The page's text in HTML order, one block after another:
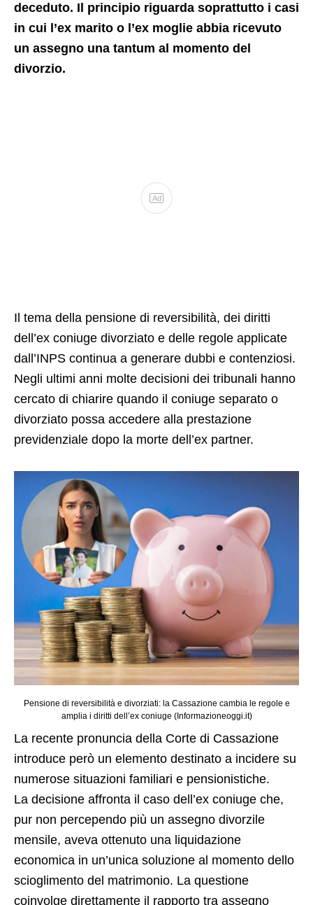
deceduto. Il principio riguarda soprattutto i casi
in cui l’ex marito o l’ex moglie abbia ricevuto
un assegno una tantum al momento del
divorzio.
Ad
Il tema della pensione di reversibilità, dei diritti
dell’ex coniuge divorziato e delle regole applicate
dall’INPS continua a generare dubbi e contenziosi.
Negli ultimi anni molte decisioni dei tribunali hanno
cercato di chiarire quando il coniuge separato o
divorziato possa accedere alla prestazione
previdenziale dopo la morte dell’ex partner.
Pensione di reversibilità e divorziati: la Cassazione cambia le regole e
amplia i diritti dell’ex coniuge (Informazioneoggi.it)
La recente pronuncia della Corte di Cassazione
introduce però un elemento destinato a incidere su
numerose situazioni familiari e pensionistiche.
La decisione affronta il caso dell’ex coniuge che,
pur non percependo più un assegno divorzile
mensile, aveva ottenuto una liquidazione
economica in un’unica soluzione al momento dello
scioglimento del matrimonio. La questione
coinvolge direttamente il rapporto tra assegno